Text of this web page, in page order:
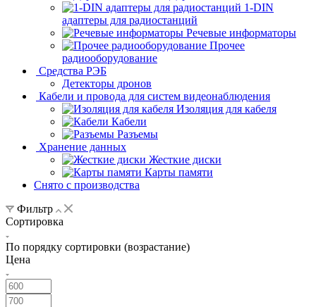
1-DIN
адаптеры для радиостанций
Речевые информаторы
Прочее
радиооборудование
Средства РЭБ
Детекторы дронов
Кабели и провода для систем видеонаблюдения
Изоляция для кабеля
Кабели
Разъемы
Хранение данных
Жесткие диски
Карты памяти
Снято с производства
Фильтр
Сортировка
По порядку сортировки (возрастание)
Цена